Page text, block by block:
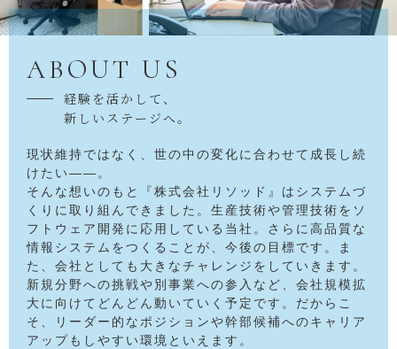
ABOUT US
経験を活かして、
新しいステージへ。
現状維持ではなく、 世の中の変化に合わせて成長し続
けたい――。
そんな想いのもと『株式会社リソッド』はシステムづ
くりに取り組んできました。生産技術や管理技術をソ
フトウェア開発に応用している当社。さらに高品質な
情報システムをつくることが、今後の目標です。ま
た、会社としても大きなチャレンジをしていきます。
新規分野への挑戦や別事業への参入など、会社規模拡
大に向けてどんどん動いていく予定です。だからこ
そ、リーダー的なポジションや幹部候補へのキャリア
アップもしやすい環境といえます。